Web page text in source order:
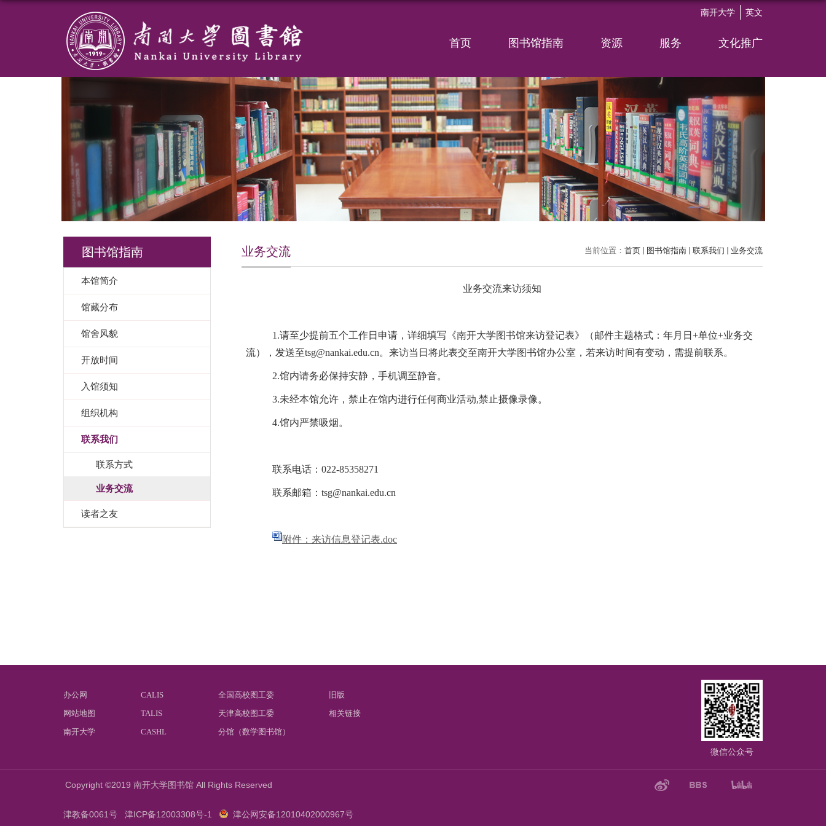
英文
南开大学
首页 图书馆指南 资源 服务 文化推广
图书馆指南
本馆简介
馆藏分布
馆舍风貌
开放时间
入馆须知
组织机构
联系我们
联系方式
业务交流
读者之友
当前位置： 首页 图书馆指南 联系我们 业务交流
业务交流
业务交流来访须知
1 .请至少提前五个工作日申请，详细填写《南开大学图书馆来访登记表》（邮件主题格式：年月日 +单位+业务交
流），发送至tsg@nankai.edu.cn。来访当日将此表交至南开大学图书馆办公室，若来访时间有变动，需提前联系。
2.馆内请务必保持安静，手机调至静音。
3.未经本馆允许，禁止在馆内进行任何商业活动,禁止摄像录像。
4.馆内严禁吸烟。
联系电话： 022-85358271
联系邮箱 ： tsg@nankai.edu.cn
附件：来访信息登记表.doc
办公网
网站地图
南开大学
CALIS
TALIS
CASHL
全国高校图工委
天津高校图工委
分馆（数学图书馆）
旧版
相关链接
微信公众号
Copyright ©2019 南开大学图书馆 All Rights Reserved
津教备0061号 津ICP备12003308号-1 津公网安备12010402000967号